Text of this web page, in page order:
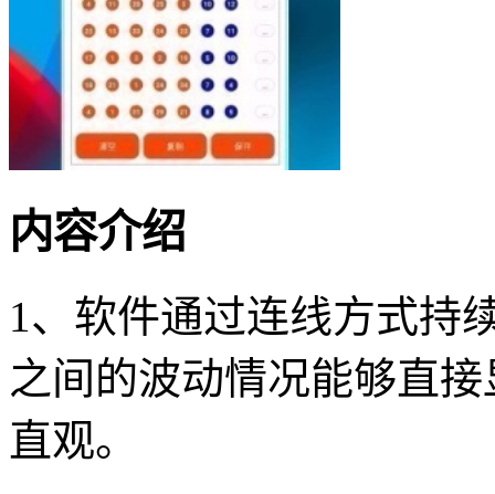
内容介绍
1、软件通过连线方式持
之间的波动情况能够直
直观。